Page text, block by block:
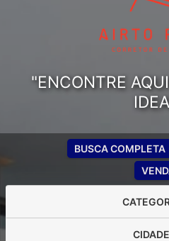
"ENCONTRE
BUSCA COMPLETA